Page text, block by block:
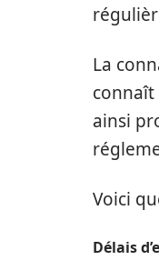
La
connaît
ainsi
Voici
Délais